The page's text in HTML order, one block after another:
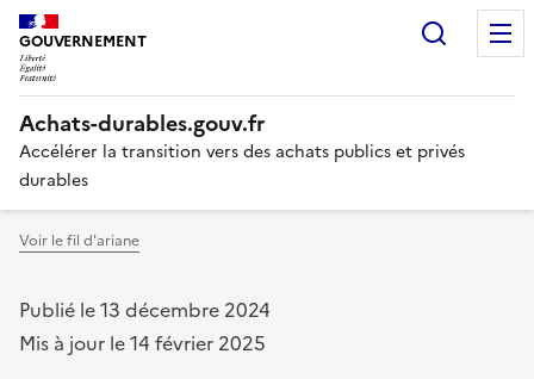
GOUVERNEMENT
Liberté,
Égalité,
Fraternité
Achats-durables.gouv.fr
Accélérer la transition vers des achats publics et privés
durables
Voir le fil d'ariane
Publié le 13 décembre 2024
Mis à jour le 14 février 2025